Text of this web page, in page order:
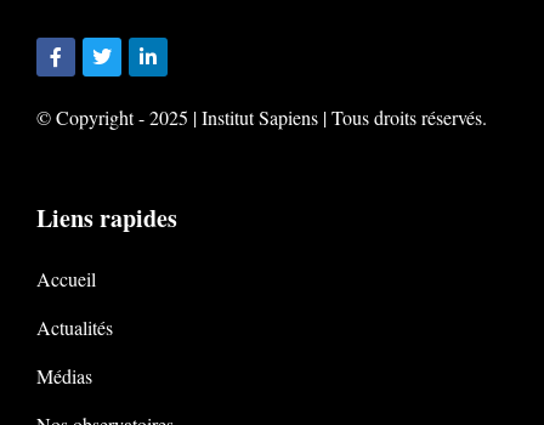
© Copyright - 2025 | Institut Sapiens | Tous droits réservés.
Liens rapides
Accueil
Actualités
Médias